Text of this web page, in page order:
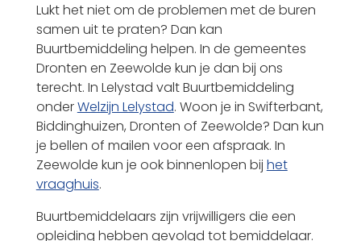
Lukt het niet om de problemen met de buren
samen uit te praten? Dan kan
Buurtbemiddeling helpen. In de gemeentes
Dronten en Zeewolde kun je dan bij ons
terecht. In Lelystad valt Buurtbemiddeling
onderWelzijn Lelystad. Woon je in Swifterbant,
Biddinghuizen, Dronten of Zeewolde? Dan kun
je bellen of mailen voor een afspraak. In
Zeewolde kun je ook binnenlopen bij het
vraaghuis.
Buurtbemiddelaars zijn vrijwilligers die een
opleiding hebben gevolgd tot bemiddelaar.